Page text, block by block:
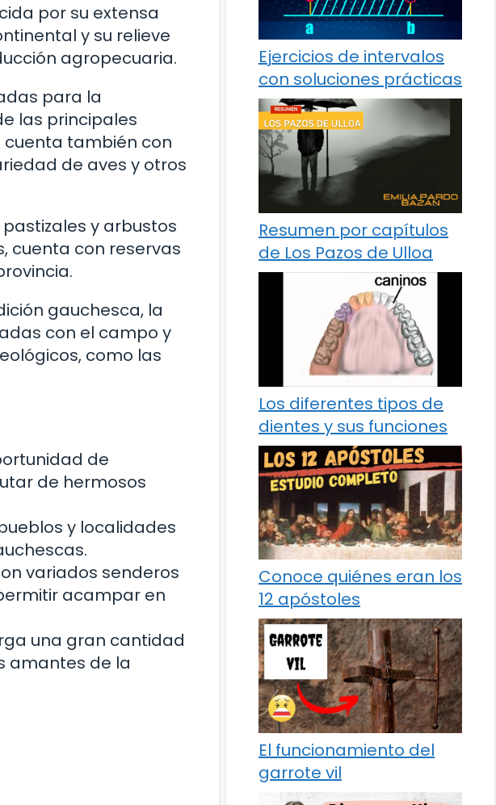
por su extensa
y su relieve
agropecuaria.
para la
las principales
cuenta también con
de aves y otros
y arbustos
cuenta con reservas
gauchesca, la
con el campo y
como las
de
de hermosos
y localidades
variados senderos
acampar en
una gran cantidad
amantes de la
Ejercicios de intervalos
con soluciones prácticas
Resumen por capítulos
de Los Pazos de Ulloa
Los diferentes tipos de
dientes y sus funciones
Conoce quiénes eran los
12 apóstoles
El funcionamiento del
garrote vil